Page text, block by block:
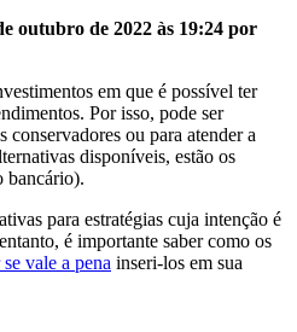
outubro de 2022 às 19:24 por
em que é possível ter
Por isso, pode ser
conservadores ou para atender a
disponíveis, estão os
bancário).
para estratégias cuja intenção é
é importante saber como os
vale a pena inseri-los em sua